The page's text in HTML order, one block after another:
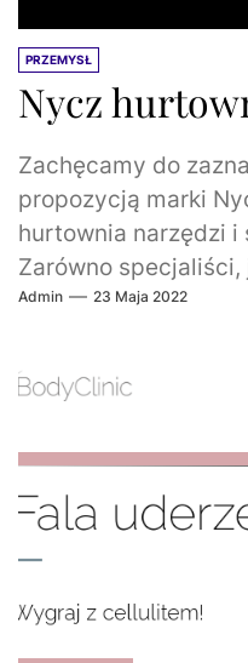
PRZEMYSŁ
Nycz
Zachęcamy do
propozycją marki
hurtownia narzędzi i
Zarówno specjaliści,
usatysfakcjonowani...
Admin 23 Maja 2022